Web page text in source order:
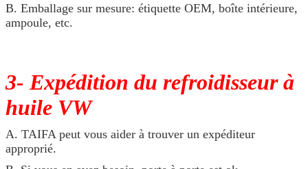
B. Emballage sur mesure: étiquette OEM, boîte intérieure,
ampoule, etc.
3- Expédition du refroidisseur à
huile VW
A. TAIFA peut vous aider à trouver un expéditeur
approprié.